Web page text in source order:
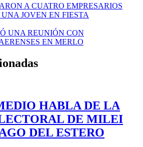
A CUATRO EMPRESARIOS
JOVEN EN FIESTA
UNA REUNIÓN CON
EN MERLO
HABLA DE LA
DE MILEI
DEL ESTERO